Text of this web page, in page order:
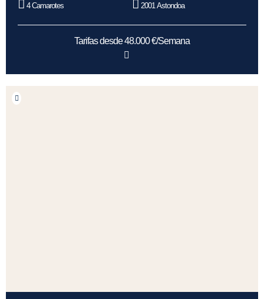
4 Camarotes 2001 Astondoa
Tarifas desde 48.000 €/Semana